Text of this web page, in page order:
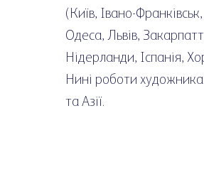
(Київ, Івано-
Одеса, Львів,
Нідерланди, Іспанія,
Нині роботи
та Азії.